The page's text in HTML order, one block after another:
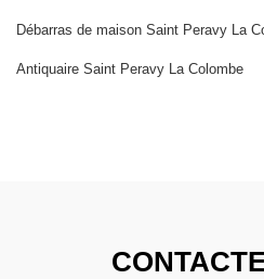
Débarras de maison Saint Peravy La
Antiquaire Saint Peravy La Colombe